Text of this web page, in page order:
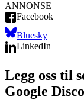
ANNONSE
Facebook
Bluesky
LinkedIn
Legg oss til
Google